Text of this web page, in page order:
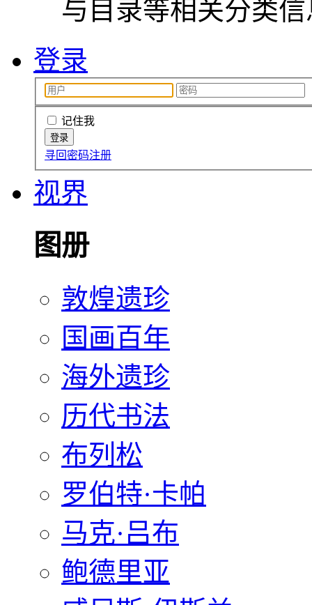
与目录等相关分类
登录
记住我
寻回密码注册
视界
图册
敦煌遗珍
国画百年
海外遗珍
历代书法
布列松
罗伯特·卡帕
马克·吕布
鲍德里亚